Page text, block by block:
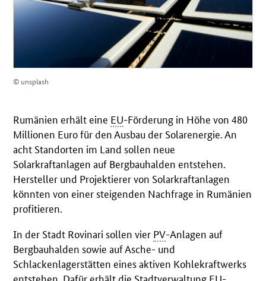
© unsplash
Rumänien erhält eine EU-Förderung in Höhe von 480
Millionen Euro für den Ausbau der Solarenergie. An
acht Standorten im Land sollen neue
Solarkraftanlagen auf Bergbauhalden entstehen.
Hersteller und Projektierer von Solarkraftanlagen
könnten von einer steigenden Nachfrage in Rumänien
profitieren.
In der Stadt Rovinari sollen vier PV-Anlagen auf
Bergbauhalden sowie auf Asche- und
Schlackenlagerstätten eines aktiven Kohlekraftwerks